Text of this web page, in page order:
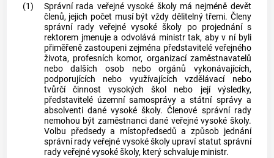
(1)
Správní rada veřejné vysoké školy má nejméně devět
členů, jejich počet musí být vždy dělitelný třemi. Členy
správní rady veřejné vysoké školy po projednání s
rektorem jmenuje a odvolává ministr tak, aby v ní byli
přiměřeně zastoupeni zejména představitelé veřejného
života, profesních komor, organizací zaměstnavatelů
nebo dalších osob nebo orgánů vykonávajících,
podporujících nebo využívajících vzdělávací nebo
tvůrčí činnost vysokých škol nebo její výsledky,
představitelé územní samosprávy a státní správy a
absolventi dané vysoké školy. Členové správní rady
nemohou být zaměstnanci dané veřejné vysoké školy.
Volbu předsedy a místopředsedů a způsob jednání
správní rady veřejné vysoké školy upraví statut správní
rady veřejné vysoké školy, který schvaluje ministr.